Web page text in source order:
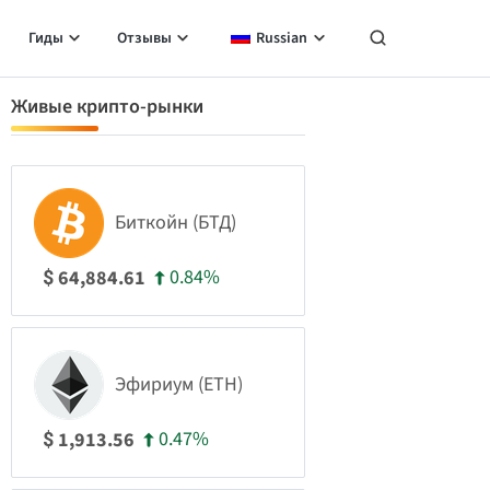
Гиды Отзывы Russian
Живые крипто-рынки
Биткойн (БТД)
$64,884.61 0.84%
Эфириум (ETH)
$ 1,913.56 0.47%